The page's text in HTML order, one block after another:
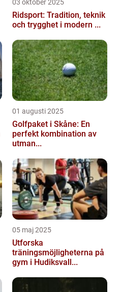
03 oktober 2025
Ridsport: Tradition, teknik
och trygghet i modern ...
01 augusti 2025
Golfpaket i Skåne: En
perfekt kombination av
utman...
05 maj 2025
Utforska
träningsmöjligheterna på
gym i Hudiksvall...